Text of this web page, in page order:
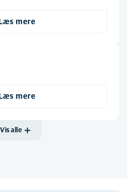
Læs mere
Læs mere
Vis alle